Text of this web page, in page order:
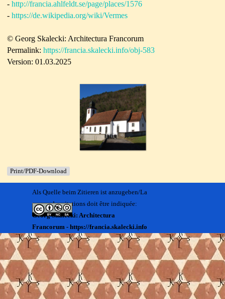
- http://francia.ahlfeldt.se/page/places/1576
- https://de.wikipedia.org/wiki/Vermes
© Georg Skalecki: Architectura Francorum
Permalink: https://francia.skalecki.info/obj-583
Version: 01.03.2025
Print/PDF-Download
Als Quelle beim Zitieren ist anzugeben/La
source des citations doit être indiquée:
Georg Skalecki: Architectura
Francorum - https://francia.skalecki.info
Kontakt/Me contacter:
Francia@skalecki.info
Zurück zum Seiteninhalt